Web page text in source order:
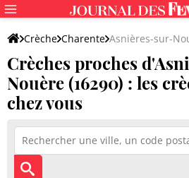
Crèche Charente Asnières-sur-
Crèches proches
Nouère (16290) : les
chez vous